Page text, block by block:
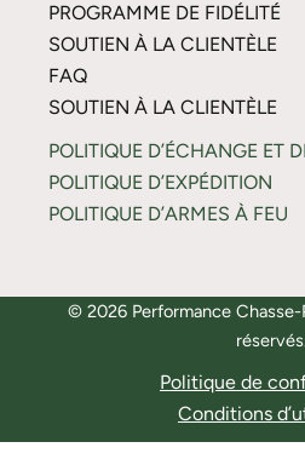
PROGRAMME DE FIDÉLITÉ
SOUTIEN À LA CLIENTÈLE
FAQ
SOUTIEN À LA CLIENTÈLE
POLITIQUE D’ÉCHANGE ET
POLITIQUE D’EXPÉDITION
POLITIQUE D’ARMES À FEU
© 2026 Performance
Politique de
Conditions